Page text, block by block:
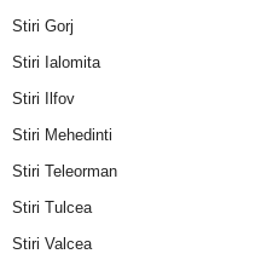
Stiri Gorj
Stiri Ialomita
Stiri Ilfov
Stiri Mehedinti
Stiri Teleorman
Stiri Tulcea
Stiri Valcea